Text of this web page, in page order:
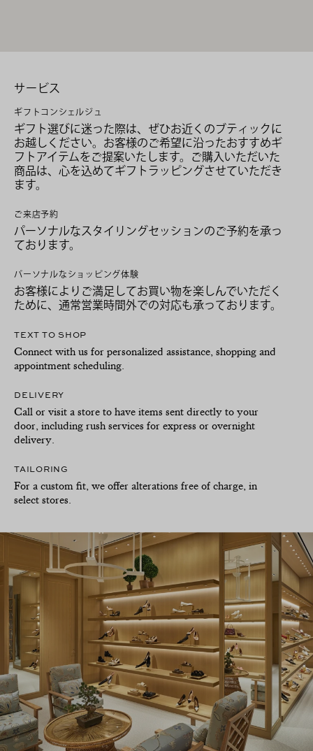
サービス
ギフトコンシェルジュ
ギフト選びに迷った際は、ぜひお近くのブティックに
お越しください。お客様のご希望に沿ったおすすめギ
フトアイテムをご提案いたします。ご購入いただいた
商品は、心を込めてギフトラッピングさせていただき
ます。
ご来店予約
パーソナルなスタイリングセッションのご予約を承っ
ております。
パーソナルなショッピング体験
お客様によりご満足してお買い物を楽しんでいただく
ために、通常営業時間外での対応も承っております。
TEXT TO SHOP
Connect with us for personalized assistance, shopping and
appointment scheduling.
DELIVERY
Call or visit a store to have items sent directly to your
door, including rush services for express or overnight
delivery.
TAILORING
For a custom fit, we offer alterations free of charge, in
select stores.